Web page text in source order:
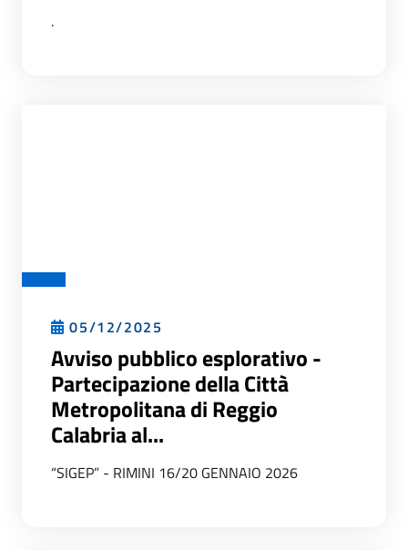
.
05/12/2025
Avviso pubblico esplorativo -
Partecipazione della Città
Metropolitana di Reggio
Calabria al...
“SIGEP” - RIMINI 16/20 GENNAIO 2026